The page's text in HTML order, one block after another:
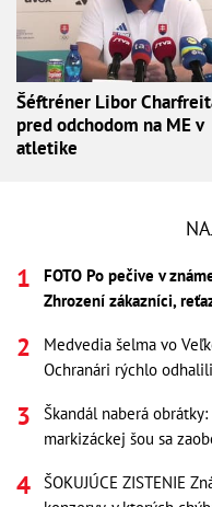
Šéftréner Libor
pred odchodom na ME v
atletike
FOTO Po pečive v
Zhrození zákazníci,
Medvedia šelma vo
Ochranári rýchlo
Škandál naberá
markizáckej šou sa
ŠOKUJÚCE ZISTENIE